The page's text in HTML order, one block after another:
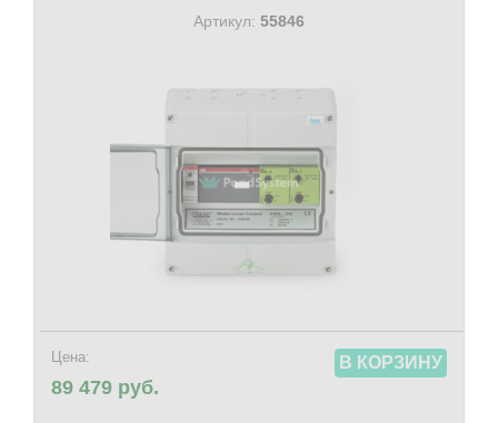
Артикул: 55846
Цена:
89 479 руб.
В КОРЗИНУ